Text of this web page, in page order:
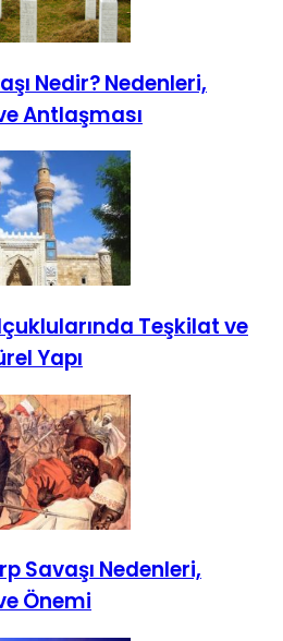
Nedir? Nedenleri,
Antlaşması
Teşkilat ve
Yapı
Savaşı Nedenleri,
Önemi